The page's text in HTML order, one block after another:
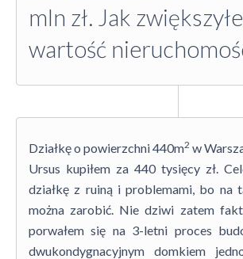
mln zł. Jak
wartość
Działkę o powierzchni 440m2 w
Ursus kupiłem za 440 tysięcy zł.
działkę z ruiną i problemami, bo na
można zarobić. Nie dziwi zatem
porwałem się na 3-letni proces
dwukondygnacyjnym domkiem